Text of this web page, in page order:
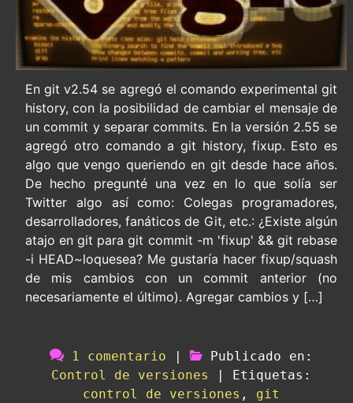
En git v2.54 se agregó el comando experimental git
history, con la posibilidad de cambiar el mensaje de
un commit y separar commits. En la versión 2.55 se
agregó otro comando a git history, fixup. Esto es
algo que vengo queriendo en git desde hace años.
De hecho pregunté una vez en lo que solía ser
Twitter algo así como: Colegas programadores,
desarrolladores, fanáticos de Git, etc.: ¿Existe algún
atajo en git para git commit -m 'fixup' && git rebase
-i HEAD~loquesea? Me gustaría hacer fixup/squash
de mis cambios con un commit anterior (no
necesariamente el último). Agregar cambios y […]
1 comentario
Publicado en:
Control de versiones
Etiquetas:
control de versiones , git